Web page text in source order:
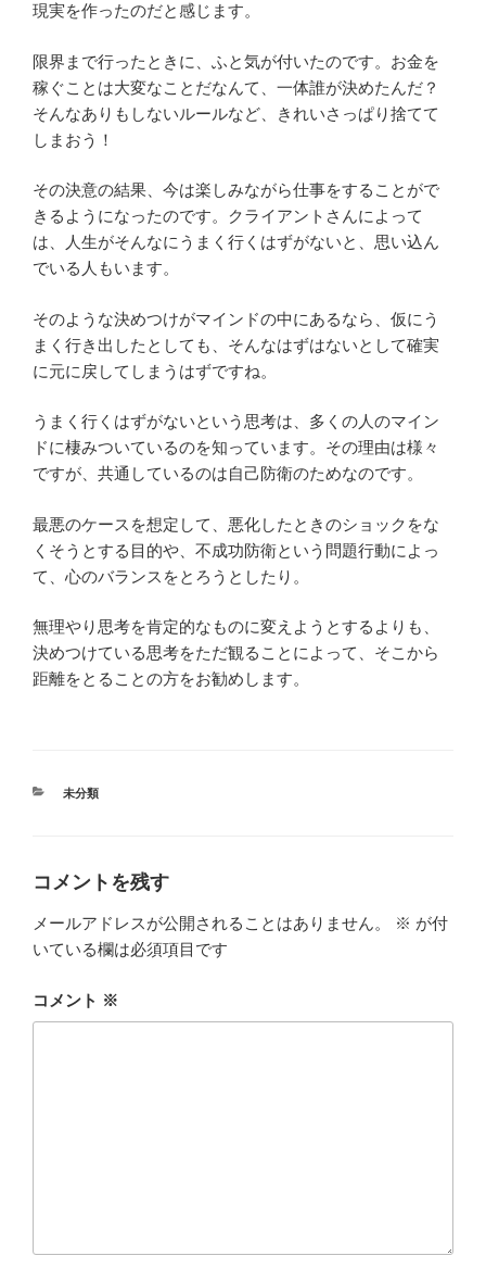
現実を作ったのだと感じます。
限界まで行ったときに、ふと気が付いたのです。お金を
稼ぐことは大変なことだなんて、一体誰が決めたんだ？
そんなありもしないルールなど、きれいさっぱり捨てて
しまおう！
その決意の結果、今は楽しみながら仕事をすることがで
きるようになったのです。クライアントさんによって
は、人生がそんなにうまく行くはずがないと、思い込ん
でいる人もいます。
そのような決めつけがマインドの中にあるなら、仮にう
まく行き出したとしても、そんなはずはないとして確実
に元に戻してしまうはずですね。
うまく行くはずがないという思考は、多くの人のマイン
ドに棲みついているのを知っています。その理由は様々
ですが、共通しているのは自己防衛のためなのです。
最悪のケースを想定して、悪化したときのショックをな
くそうとする目的や、不成功防衛という問題行動によっ
て、心のバランスをとろうとしたり。
無理やり思考を肯定的なものに変えようとするよりも、
決めつけている思考をただ観ることによって、そこから
距離をとることの方をお勧めします。
カ
未分類
コメントを残す
メールアドレスが公開されることはありません。 ※ が付
いている欄は必須項目です
コメント ※